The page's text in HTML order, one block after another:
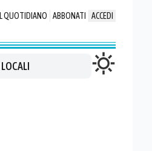
QUOTIDIANO ABBONATI ACCEDI